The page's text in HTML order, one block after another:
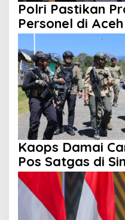
Polri Pastikan
Personel di
Secara
Kaops Damai
Pos Satgas di
Pendekatan
Masyarakat